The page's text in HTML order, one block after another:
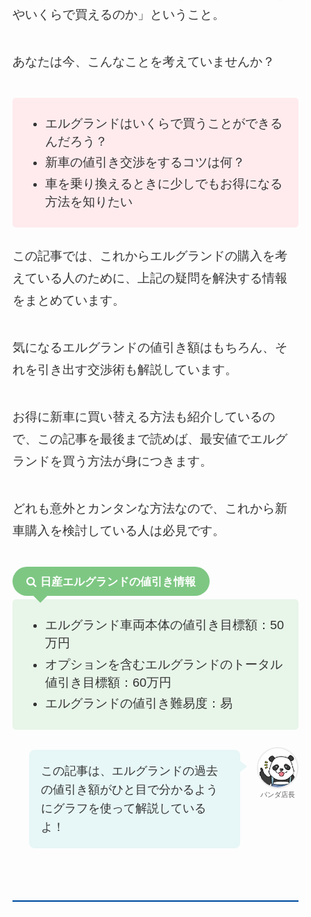
やいくらで買えるのか」ということ。
あなたは今、こんなことを考えていませんか？
エルグランドはいくらで買うことができる
んだろう？
新車の値引き交渉をするコツは何？
車を乗り換えるときに少しでもお得になる
方法を知りたい
この記事では、これからエルグランドの購入を考
えている人のために、上記の疑問を解決する情報
をまとめています。
気になるエルグランドの値引き額はもちろん、そ
れを引き出す交渉術も解説しています。
お得に新車に買い替える方法も紹介しているの
で、この記事を最後まで読めば、最安値でエルグ
ランドを買う方法が身につきます。
どれも意外とカンタンな方法なので、これから新
車購入を検討している人は必見です。
日産エルグランドの値引き情報
エルグランド車両本体の値引き目標額：50
万円
オプションを含むエルグランドのトータル
値引き目標額：60万円
エルグランドの値引き難易度：易
パンダ店長
この記事は、エルグランドの過去
の値引き額がひと目で分かるよう
にグラフを使って解説している
よ！